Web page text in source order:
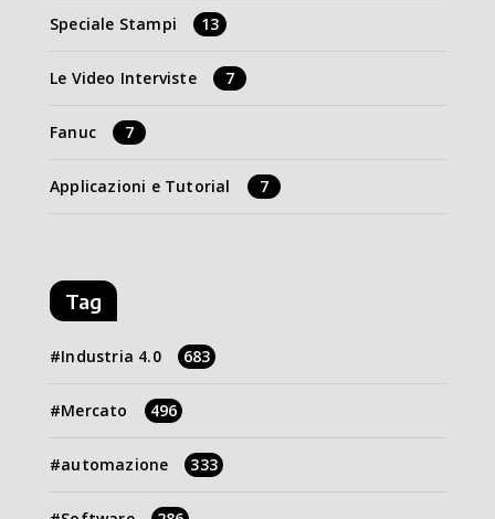
Speciale Stampi 13
Le Video Interviste 7
Fanuc 7
Applicazioni e Tutorial 7
Tag
Industria 4.0 683
Mercato 496
automazione 333